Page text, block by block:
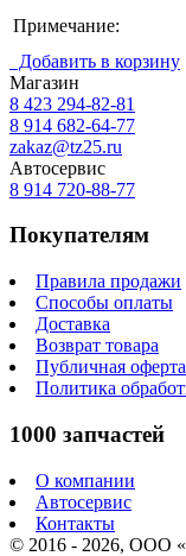
Примечание:
Добавить в корзину
Магазин
8 423 294-82-81
8 914 682-64-77
zakaz@tz25.ru
Автосервис
8 914 720-88-77
Покупателям
Правила продажи
Способы оплаты
Доставка
Возврат товара
Публичная оферта
Политика
1000 запчастей
О компании
Автосервис
Контакты
© 2016 - 2026, ООО